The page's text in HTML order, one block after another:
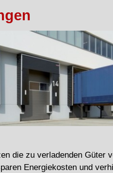
die zu verladenden Güter
Energiekosten und